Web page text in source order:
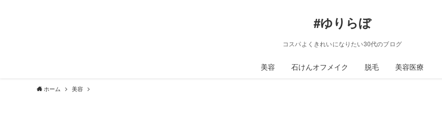
#ゆりらぼ
コスパよくきれいになりたい30代のブログ
美容 石けんオフメイク 脱毛 美容医療
ホーム 美容